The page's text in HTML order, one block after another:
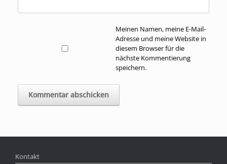
Meinen Namen, meine E-Mail-
Adresse und meine Website in
diesem Browser für die
nächste Kommentierung
speichern.
Kontakt